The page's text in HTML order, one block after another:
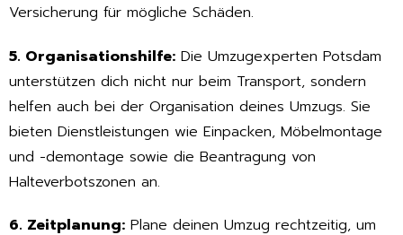
Versicherung für mögliche Schäden.
5. Organisationshilfe: Die Umzugexperten Potsdam
unterstützen dich nicht nur beim Transport, sondern
helfen auch bei der Organisation deines Umzugs. Sie
bieten Dienstleistungen wie Einpacken, Möbelmontage
und -demontage sowie die Beantragung von
Halteverbotszonen an.
6. Zeitplanung: Plane deinen Umzug rechtzeitig, um